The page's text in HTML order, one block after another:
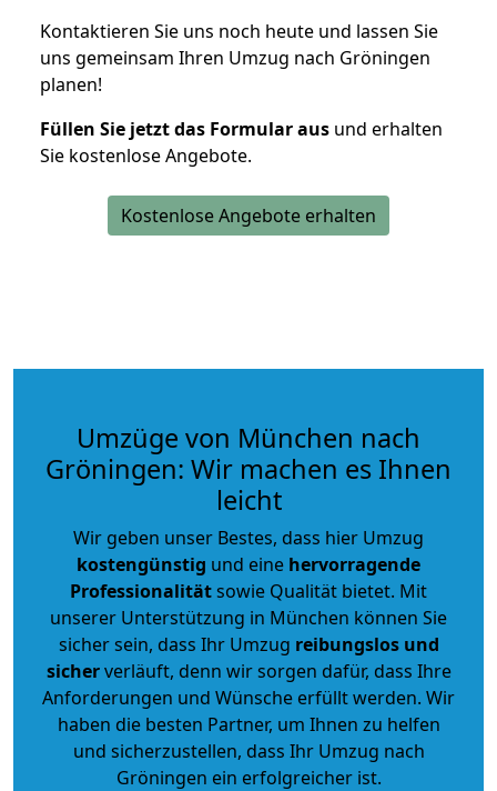
Kontaktieren Sie uns noch heute und lassen Sie
uns gemeinsam Ihren Umzug nach Gröningen
planen!
Füllen Sie jetzt das Formular aus und erhalten
Sie kostenlose Angebote.
Kostenlose Angebote erhalten
Umzüge von München nach
Gröningen: Wir machen es Ihnen
leicht
Wir geben unser Bestes, dass hier Umzug
kostengünstig und eine hervorragende
Professionalitätsowie Qualität bietet. Mit
unserer Unterstützung in München können Sie
sicher sein, dass Ihr Umzug reibungslos und
sicherverläuft, denn wir sorgen dafür, dass Ihre
Anforderungen und Wünsche erfüllt werden. Wir
haben die besten Partner, um Ihnen zu helfen
und sicherzustellen, dass Ihr Umzug nach
Gröningen ein erfolgreicher ist.